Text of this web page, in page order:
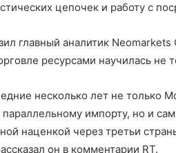
цепочек и работу с
главный аналитик
ресурсами научилась не
несколько лет не только
импорту, но и
наценкой через третьи
он в комментарии RT.